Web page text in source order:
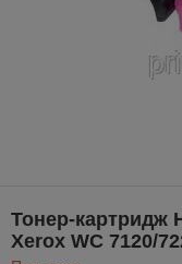
Тонер-картридж
Xerox WC 7120/